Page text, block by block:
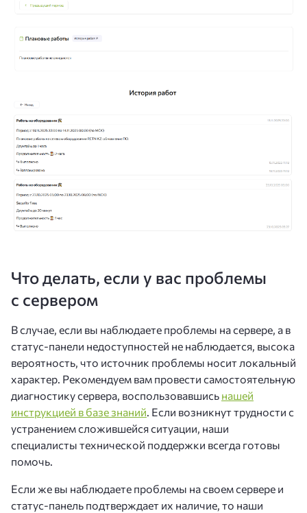
Что делать, если у вас проблемы
с сервером
В случае, если вы наблюдаете проблемы на сервере, а в
статус-панели недоступностей не наблюдается, высока
вероятность, что источник проблемы носит локальный
характер. Рекомендуем вам провести самостоятельную
диагностику сервера, воспользовавшись нашей
инструкцией в базе знаний. Если возникнут трудности с
устранением сложившейся ситуации, наши
специалисты технической поддержки всегда готовы
помочь.
Если же вы наблюдаете проблемы на своем сервере и
статус-панель подтверждает их наличие, то наши